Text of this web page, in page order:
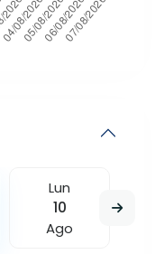
Lun
10
Ago